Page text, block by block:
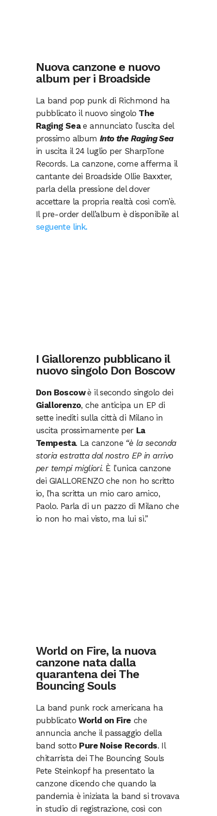
Nuova canzone e nuovo
album per i Broadside
La band pop punk di Richmond ha
pubblicato il nuovo singolo The
Raging Seae annunciato l’uscita del
prossimo albumInto the Raging Sea
in uscita il 24 luglio per SharpTone
Records. La canzone, come afferma il
cantante dei Broadside Ollie Baxxter,
parla della pressione del dover
accettare la propria realtà così com’è.
Il pre-order dell’album è disponibile al
seguente link.
I Giallorenzo pubblicano il
nuovo singolo Don Boscow
Don Boscowè il secondo singolo dei
Giallorenzo, che anticipa un EP di
sette inediti sulla città di Milano in
uscita prossimamente per La
Tempesta. La canzone “è la seconda
storia estratta dal nostro EP in arrivo
per tempi migliori. È l’unica canzone
dei GIALLORENZO che non ho scritto
io, l’ha scritta un mio caro amico,
Paolo. Parla di un pazzo di Milano che
io non ho mai visto, ma lui sì.”
World on Fire, la nuova
canzone nata dalla
quarantena dei The
Bouncing Souls
La band punk rock americana ha
pubblicatoWorld on Fire che
annuncia anche il passaggio della
band sotto Pure Noise Records. Il
chitarrista dei The Bouncing Souls
Pete Steinkopf ha presentato la
canzone dicendo che quando la
pandemia è iniziata la band si trovava
in studio di registrazione, così con